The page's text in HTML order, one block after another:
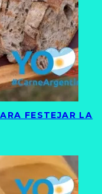
FESTEJAR LA